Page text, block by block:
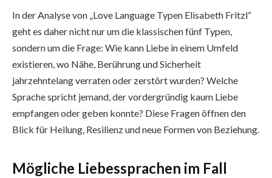
In der Analyse von „Love Language Typen Elisabeth Fritzl“
geht es daher nicht nur um die klassischen fünf Typen,
sondern um die Frage: Wie kann Liebe in einem Umfeld
existieren, wo Nähe, Berührung und Sicherheit
jahrzehntelang verraten oder zerstört wurden? Welche
Sprache spricht jemand, der vordergründig kaum Liebe
empfangen oder geben konnte? Diese Fragen öffnen den
Blick für Heilung, Resilienz und neue Formen von Beziehung.
Mögliche Liebessprachen im Fall